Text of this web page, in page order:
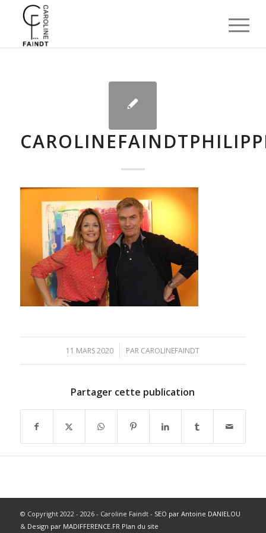
11 MARS 2020
/ PAR CAROLINEFAINDT
Partager cette publication
© Copyright 2022 - 2026 - Caroline Faindt - SEO par Antoine DANIELOU
& Design par MADIFFERENCE.FR Plan du site